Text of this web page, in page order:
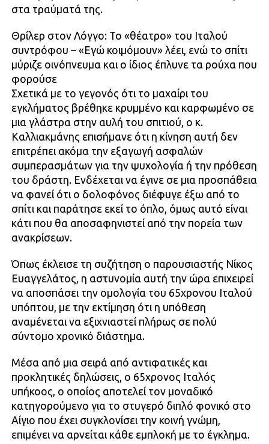
στα τραύματά της.
Θρίλερ στον Λόγγο: Το «θέατρο» του Ιταλού
συντρόφου – «Εγώ κοιμόμουν» λέει, ενώ το σπίτι
μύριζε οινόπνευμα και ο ίδιος έπλυνε τα ρούχα που
φορούσε
Σχετικά με το γεγονός ότι το μαχαίρι του
εγκλήματος βρέθηκε κρυμμένο και καρφωμένο σε
μια γλάστρα στην αυλή του σπιτιού, ο κ.
Καλλιακμάνης επισήμανε ότι η κίνηση αυτή δεν
επιτρέπει ακόμα την εξαγωγή ασφαλών
συμπερασμάτων για την ψυχολογία ή την πρόθεση
του δράστη. Ενδέχεται να έγινε σε μια προσπάθεια
να φανεί ότι ο δολοφόνος διέφυγε έξω από το
σπίτι και παράτησε εκεί το όπλο, όμως αυτό είναι
κάτι που θα αποσαφηνιστεί από την πορεία των
ανακρίσεων.
Όπως έκλεισε τη συζήτηση ο παρουσιαστής Νίκος
Ευαγγελάτος, η αστυνομία αυτή την ώρα επιχειρεί
να αποσπάσει την ομολογία του 65χρονου Ιταλού
υπόπτου, με την εκτίμηση ότι η υπόθεση
αναμένεται να εξιχνιαστεί πλήρως σε πολύ
σύντομο χρονικό διάστημα.
Μέσα από μια σειρά από αντιφατικές και
προκλητικές δηλώσεις, ο 65χρονος Ιταλός
υπήκοος, ο οποίος αποτελεί τον μοναδικό
κατηγορούμενο για το στυγερό διπλό φονικό στο
Αίγιο που έχει συγκλονίσει την κοινή γνώμη,
επιμένει να αρνείται κάθε εμπλοκή με το έγκλημα.